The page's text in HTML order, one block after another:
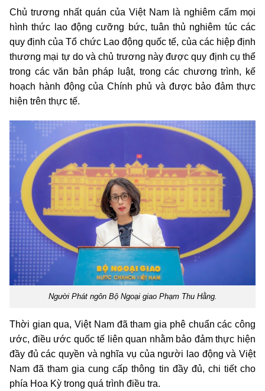
Chủ trương nhất quán của Việt Nam là nghiêm cấm mọi
hình thức lao động cưỡng bức, tuân thủ nghiêm túc các
quy định của Tổ chức Lao động quốc tế, của các hiệp định
thương mại tự do và chủ trương này được quy định cụ thể
trong các văn bản pháp luật, trong các chương trình, kế
hoạch hành động của Chính phủ và được bảo đảm thực
hiện trên thực tế.
Người Phát ngôn Bộ Ngoại giao Phạm Thu Hằng.
Thời gian qua, Việt Nam đã tham gia phê chuẩn các công
ước, điều ước quốc tế liên quan nhằm bảo đảm thực hiện
đầy đủ các quyền và nghĩa vụ của người lao động và Việt
Nam đã tham gia cung cấp thông tin đầy đủ, chi tiết cho
phía Hoa Kỳ trong quá trình điều tra.